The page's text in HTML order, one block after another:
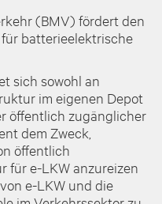
(BMV) fördert den
batterieelektrische
sich sowohl an
im eigenen Depot
öffentlich zugänglicher
dem Zweck,
öffentlich
für e-LKW anzureizen
e-LKW und die